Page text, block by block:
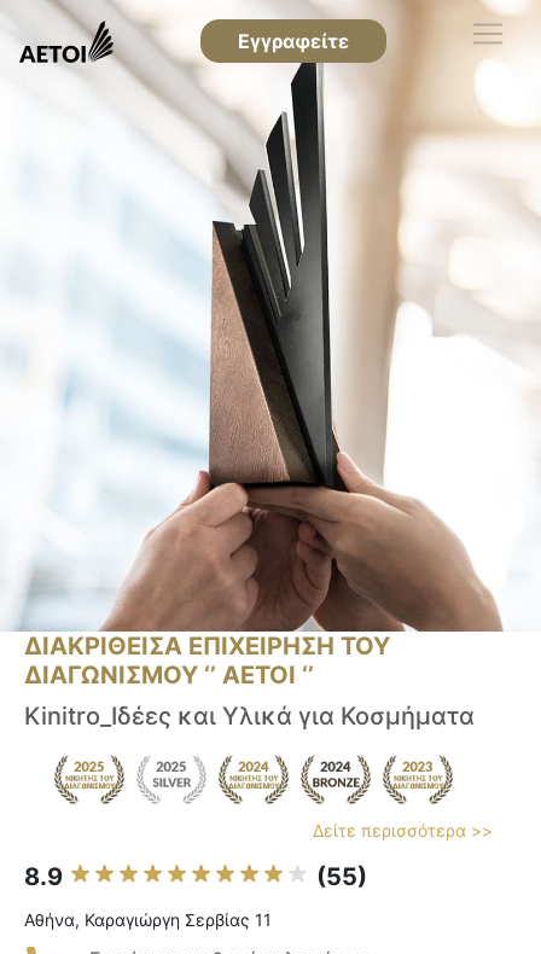
Εγγραφείτε
ΔΙΑΚΡΙΘΕΙΣΑ ΕΠΙΧΕΙΡΗΣΗ ΤΟΥ
ΔΙΑΓΩΝΙΣΜΟΥ ‘’ ΑΕΤΟΙ ‘’
Kinitro_Ιδέες και Υλικά για Κοσμήματα
Δείτε περισσότερα >>
8.9 (55)
Αθήνα, Καραγιώργη Σερβίας 11